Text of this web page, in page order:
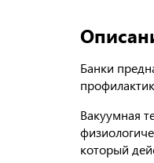
Банки
Вакуумная
который